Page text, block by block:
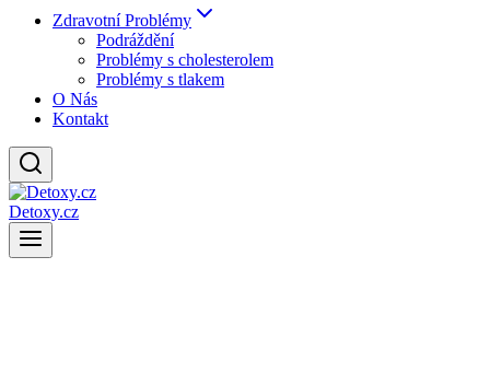
Zdravotní Problémy
Podráždění
Problémy s cholesterolem
Problémy s tlakem
O Nás
Kontakt
Detoxy.cz